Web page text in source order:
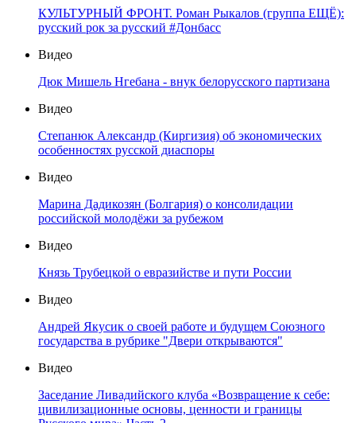
КУЛЬТУРНЫЙ ФРОНТ. Роман Рыкалов (группа ЕЩЁ):
русский рок за русский #Донбасс
Видео
Дюк Мишель Нгебана - внук белорусского партизана
Видео
Степанюк Александр (Киргизия) об экономических
особенностях русской диаспоры
Видео
Марина Дадикозян (Болгария) о консолидации
российской молодёжи за рубежом
Видео
Князь Трубецкой о евразийстве и пути России
Видео
Андрей Якусик о своей работе и будущем Союзного
государства в рубрике "Двери открываются"
Видео
Заседание Ливадийского клуба «Возвращение к себе:
цивилизационные основы, ценности и границы